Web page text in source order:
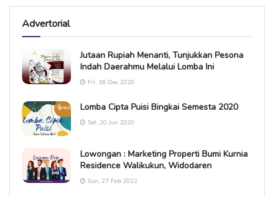
Advertorial
Jutaan Rupiah Menanti, Tunjukkan Pesona
Indah Daerahmu Melalui Lomba Ini
Fri, 18 Dec 2020
Lomba Cipta Puisi Bingkai Semesta 2020
Sat, 20 Jun 2020
Lowongan : Marketing Properti Bumi Kurnia
Residence Walikukun, Widodaren
Sun, 27 Feb 2022